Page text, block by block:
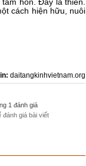
hồn. Đấy là thiền.
cách hiện hữu, nuôi
daitangkinhvietnam.org
1 đánh giá
đánh giá bài viết